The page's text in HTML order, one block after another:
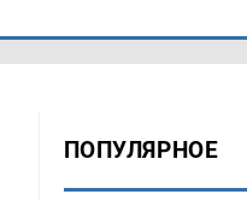
ПОПУЛЯРНОЕ